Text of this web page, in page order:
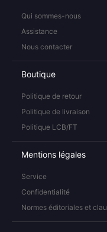
Qui sommes-nous
Assistance
Nous contacter
Boutique
Politique de retour
Politique de livraison
Politique LCB/FT
Mentions légales
Service
Confidentialité
Normes éditoriales et